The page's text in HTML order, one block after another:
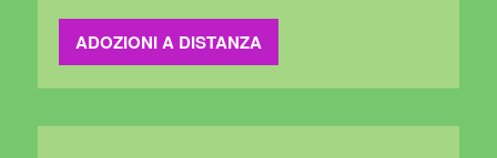
ADOZIONI A DISTANZA